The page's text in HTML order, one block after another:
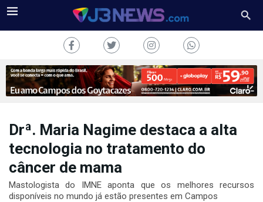
COLUNAS
Drª. Maria Nagime destaca a alta
tecnologia no tratamento do
câncer de mama
Mastologista do IMNE aponta que os melhores recursos
disponíveis no mundo já estão presentes em Campos